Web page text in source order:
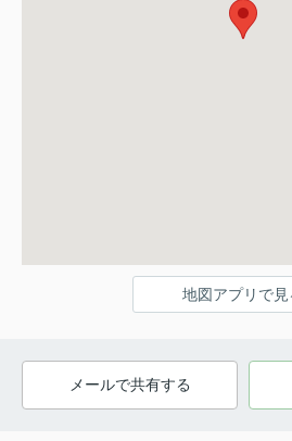
地図アプリで見
メールで共有する